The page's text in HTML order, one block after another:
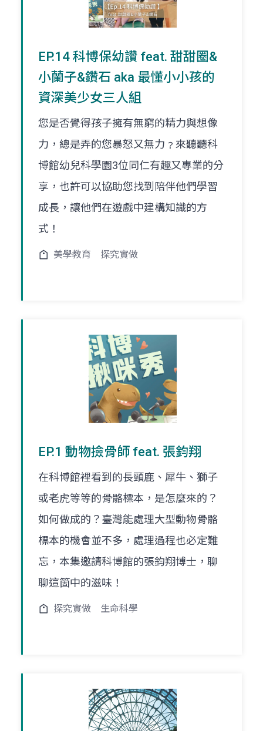
EP.14 科博保幼讚 feat. 甜甜圈&
小蘭子&鑽石 aka 最懂小小孩的
資深美少女三人組
您是否覺得孩子擁有無窮的精力與想像
力，總是弄的您暴怒又無力﹖來聽聽科
博館幼兒科學園3位同仁有趣又專業的分
享，也許可以協助您找到陪伴他們學習
成長，讓他們在遊戲中建構知識的方
式！
美學教育 探究實做
EP.1 動物撿骨師 feat. 張鈞翔
在科博館裡看到的長頸鹿、犀牛、獅子
或老虎等等的骨骼標本，是怎麼來的？
如何做成的？臺灣能處理大型動物骨骼
標本的機會並不多，處理過程也必定難
忘，本集邀請科博館的張鈞翔博士，聊
聊這箇中的滋味！
探究實做 生命科學